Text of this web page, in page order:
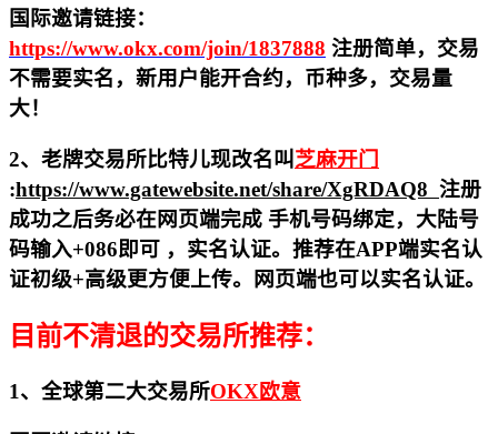
国际邀请链接：
https://www.okx.com/join/1837888 注册简单，交易
不需要实名，新用户能开合约， 币种多，交易量
大！
2、老牌交易所比特儿现改名叫芝麻开门
:https://www.gatewebsite.net/share/XgRDAQ8 注册
成功之后务必在网页端完成 手机号码绑定，大陆号
码输入+086即可 ，实名认证。推荐在APP端实名认
证初级+高级更方便上传。网页端也可以实名认证。
目前不清退的交易所推荐：
1、全球第二大交易所OKX欧意